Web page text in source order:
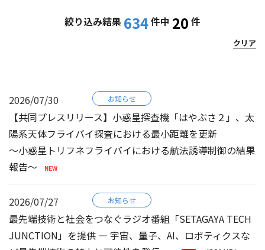
クリア
絞り込み結果 634件中 20 件
2026/07/30 お知らせ
【共同プレスリリース】小惑星探査機「はやぶさ２」、太
陽系天体フライバイ探査における最小距離を更新
～小惑星トリフネフライバイにおける航法誘導制御の結果
報告～
2026/07/27 お知らせ
最先端技術と社会をつなぐラジオ番組「SETAGAYA TECH
JUNCTION」を提供 ― 宇宙、量子、AI、ロボティクスな